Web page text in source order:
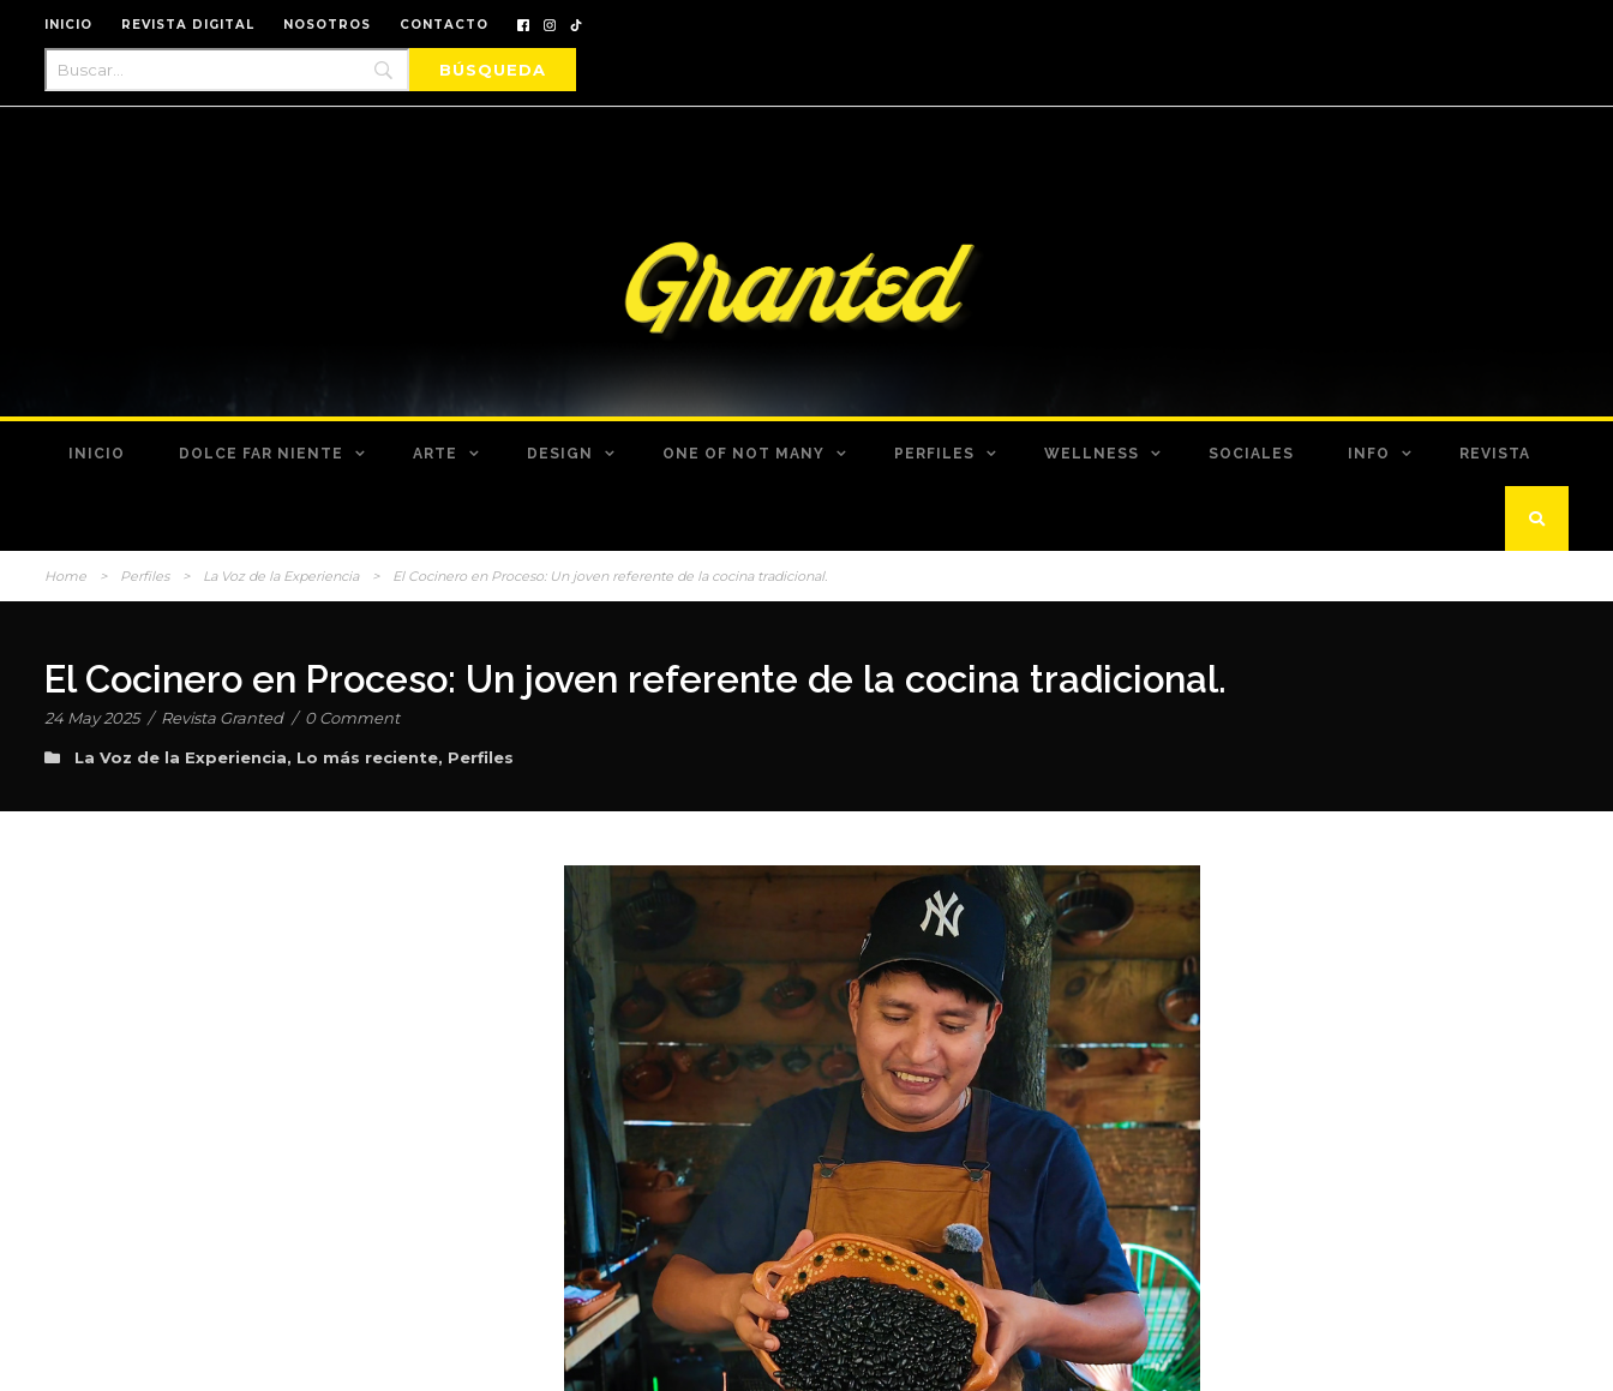
INICIO REVISTA DIGITAL NOSOTROS CONTACTO
INICIO DOLCE FAR NIENTE ARTE DESIGN ONE OF NOT MANY PERFILES WELLNESS SOCIALES INFO REVISTA
Home > Perfiles > La Voz de la Experiencia > El Cocinero en Proceso: Un joven referente de la cocina tradicional.
El Cocinero en Proceso: Un joven referente de la cocina tradicional.
24 May 2025 / Revista Granted / 0 Comment
La Voz de la Experiencia, Lo más reciente, Perfiles